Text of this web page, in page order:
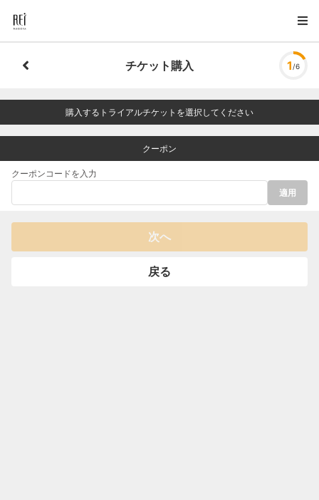
チケット購入 1 /6
購入するトライアルチケットを選択してください
クーポン
クーポンコードを入力
適用
次へ
戻る